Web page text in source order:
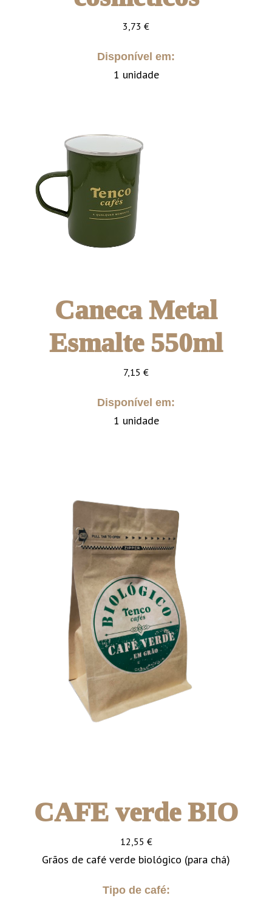
3,73 €
Disponível em:
1 unidade
Caneca Metal
Esmalte 550ml
7,15 €
Disponível em:
1 unidade
CAFE verde BIO
12,55 €
Grãos de café verde biológico (para chá)
Tipo de café: